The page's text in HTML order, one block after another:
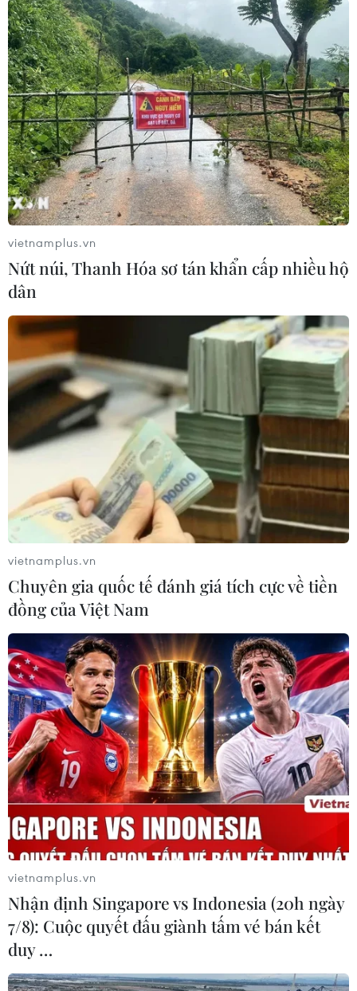
Nỗ lực thúc đẩy mở đường bay thẳng giữa
Việt Nam và Italy
01/04/2019 11:05
Đại sứ Italy tại Việt Nam Antonino Alessandro cho biết
trong nhiệm kỳ này của mình, ông sẽ nỗ lực thúc đẩy
đường bay thẳng Việt Nam-Italy.
vietnamplus.vn
Nứt núi, Thanh Hóa sơ tán khẩn cấp nhiều hộ
dân
vietnamplus.vn
Chuyên gia quốc tế đánh giá tích cực về tiền
đồng của Việt Nam
vietnamplus.vn
Nhận định Singapore vs Indonesia (20h ngày
7/8): Cuộc quyết đấu giành tấm vé bán kết
duy …